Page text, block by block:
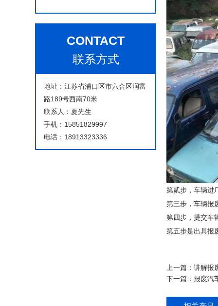
CONTACT
联系方式
地址：江苏省浦口区市六合区润富
路189号西南70米
联系人：夏先生
手机：15851829997
电话：18913323336
第贰步，车辆进
第三步，车辆报
第四步，提交车
第五步是出具报
上一篇： 讲解报
下一篇： 报废汽